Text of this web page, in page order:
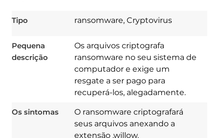
Tipo ransomware, Cryptovirus
Pequena
descrição
Os arquivos criptografa
ransomware no seu sistema de
computador e exige um
resgate a ser pago para
recuperá-los, alegadamente.
Os sintomas
O ransomware criptografará
seus arquivos anexando a
extensão .willow.